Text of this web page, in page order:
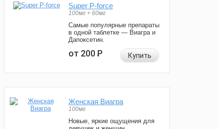
Super P-force
100мг + 60мг
Самые популярные препараты
в одной таблетке — Виагра и
Дапоксетин.
от 200Р Купить
Женская Виагра
100мг
Новые, яркие ощущения для